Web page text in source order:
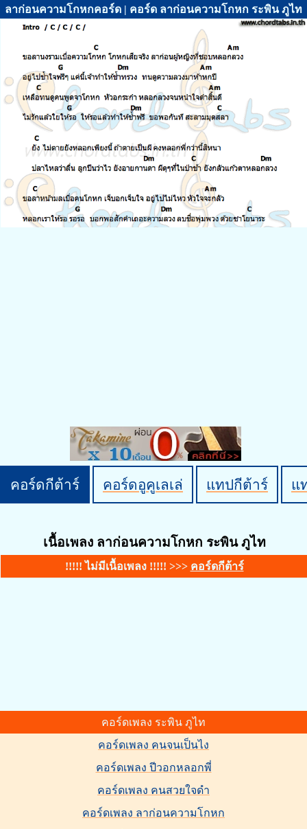
ลาก่อนความโกหกคอร์ด | คอร์ด ลาก่อนความโกหก ระพิน ภูไท
คอร์ดกีต้าร์ คอร์ดอูคูเลเล่ แทปกีต้าร์ แ
เนื้อเพลง ลาก่อนความโกหก ระพิน ภูไท
!!!!! ไม่มีเนื้อเพลง !!!!! >>> คอร์ดกีต้าร์
คอร์ดเพลง ระพิน ภูไท
คอร์ดเพลง คนจนเป็นไง
คอร์ดเพลง ปีวอกหลอกพี่
คอร์ดเพลง คนสวยใจดำ
คอร์ดเพลง ลาก่อนความโกหก